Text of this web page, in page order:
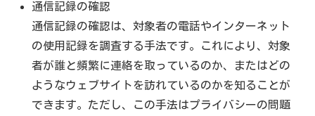
通信記録の確認
通信記録の確認は、対象者の電話やインターネット
の使用記録を調査する手法です。これにより、対象
者が誰と頻繁に連絡を取っているのか、またはどの
ようなウェブサイトを訪れているのかを知ることが
できます。ただし、この手法はプライバシーの問題